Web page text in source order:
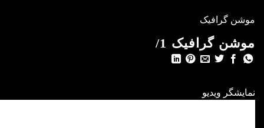
موشن گرافیک
موشن گرافیک 1/
نمایشگر ویدیو